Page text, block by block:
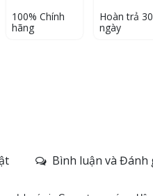
100% Chính
hãng
Hoàn trả 30
ngày
Bình luận và Đánh